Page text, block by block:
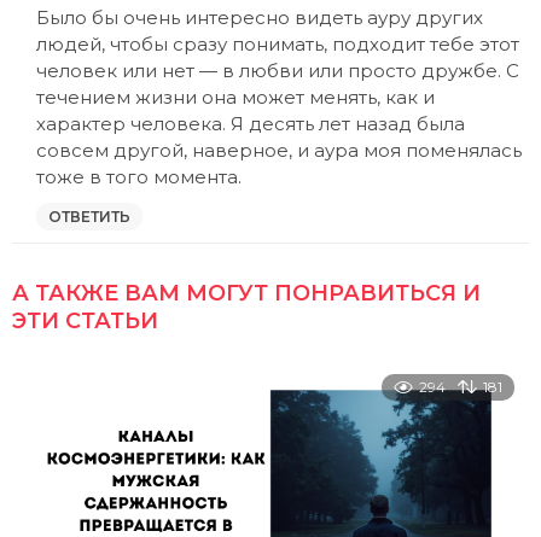
Было бы очень интересно видеть ауру других
людей, чтобы сразу понимать, подходит тебе этот
человек или нет — в любви или просто дружбе. С
течением жизни она может менять, как и
характер человека. Я десять лет назад была
совсем другой, наверное, и аура моя поменялась
тоже в того момента.
ОТВЕТИТЬ
А ТАКЖЕ ВАМ МОГУТ ПОНРАВИТЬСЯ И
ЭТИ СТАТЬИ
294 181